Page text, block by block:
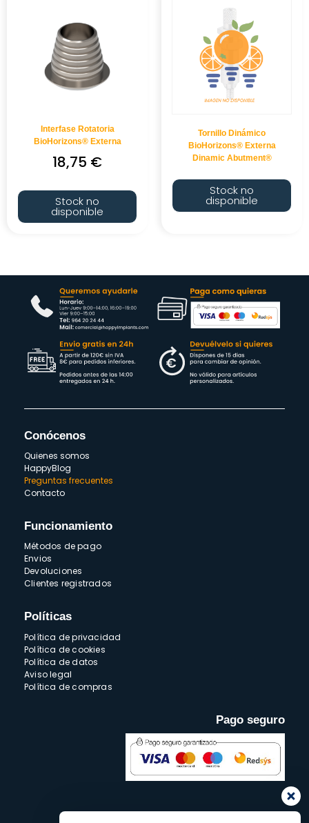
Interfase Rotatoria
BioHorizons® Externa
18,75 €
Stock no
disponible
Tornillo Dinámico
BioHorizons® Externa
Dinamic Abutment®
Stock no
disponible
Conócenos
Quienes somos
HappyBlog
Preguntas frecuentes
Contacto
Funcionamiento
Métodos de pago
Envios
Devoluciones
Clientes registrados
Políticas
Política de privacidad
Política de cookies
Política de datos
Aviso legal
Política de compras
Pago seguro